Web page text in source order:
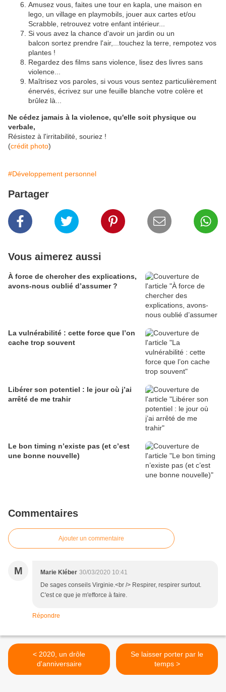
Amusez vous, faites une tour en kapla, une maison en
lego, un village en playmobils, jouer aux cartes et/ou
Scrabble, retrouvez votre enfant intérieur...
Si vous avez la chance d'avoir un jardin ou un
balcon sortez prendre l'air,...touchez la terre, rempotez vos
plantes !
Regardez des films sans violence, lisez des livres sans
violence...
Maîtrisez vos paroles, si vous vous sentez particulièrement
énervés, écrivez sur une feuille blanche votre colère et
brûlez là...
Ne cédez jamais à la violence, qu'elle soit physique ou
verbale,
Résistez à l'irritabilité, souriez !
(crédit photo)
#Développement personnel
Partager
Vous aimerez aussi
À force de chercher des explications,
avons-nous oublié d’assumer ?
La vulnérabilité : cette force que l’on
cache trop souvent
Libérer son potentiel : le jour où j’ai
arrêté de me trahir
Le bon timing n’existe pas (et c’est
une bonne nouvelle)
Commentaires
Ajouter un commentaire
M Marie Kléber 30/03/2020 10:41
De sages conseils Virginie.<br /> Respirer, respirer surtout.
C'est ce que je m'efforce à faire.
Répondre
< 2020, un drôle
d'anniversaire
Se laisser porter par le
temps >